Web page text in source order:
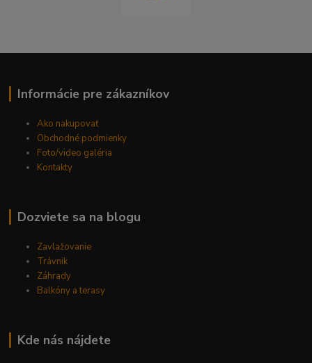
Informácie pre zákazníkov
Ako nakupovať
Obchodné podmienky
Foto/video galéria
Kontakty
Dozviete sa na blogu
Zavlažovanie
Trávnik
Záhrady
Balkóny a terasy
Kde nás nájdete